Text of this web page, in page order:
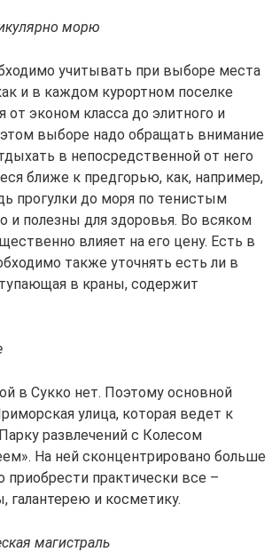
морю
учитывать при выборе места
и в каждом курортном поселке
эконом класса до элитного и
выборе надо обращать внимание
в непосредственной от него
ближе к предгорью, как, например,
прогулки до моря по тенистым
и полезны для здоровья. Во всяком
влияет на его цену. Есть в
также уточнять есть ли в
в краны, содержит
в Сукко нет. Поэтому основной
улица, которая ведет к
развлечений с Колесом
На ней сконцентрировано больше
приобрести практически все –
галантерею и косметику.
магистраль